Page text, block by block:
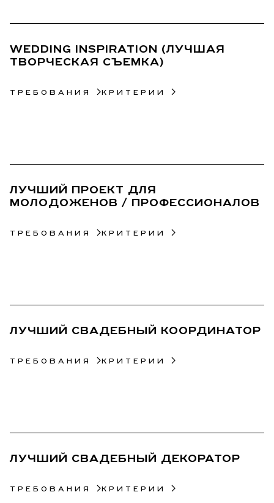
WEDDING INSPIRATION (ЛУЧШАЯ
ТВОРЧЕСКАЯ СЪЕМКА)
ТРЕБОВАНИЯ КРИТЕРИИ
ЛУЧШИЙ ПРОЕКТ ДЛЯ
МОЛОДОЖЕНОВ / ПРОФЕССИОНАЛОВ
ТРЕБОВАНИЯ КРИТЕРИИ
ЛУЧШИЙ СВАДЕБНЫЙ КООРДИНАТОР
ТРЕБОВАНИЯ КРИТЕРИИ
ЛУЧШИЙ СВАДЕБНЫЙ ДЕКОРАТОР
ТРЕБОВАНИЯ КРИТЕРИИ